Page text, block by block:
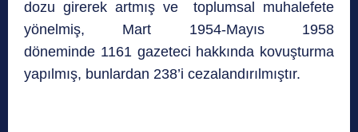
dozu girerek artmış ve toplumsal muhalefete
yönelmiş, Mart 1954-Mayıs 1958
döneminde 1161 gazeteci hakkında kovuşturma
yapılmış, bunlardan 238’i cezalandırılmıştır.